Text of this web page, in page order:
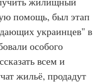
помощь, был этап
украинцев" в
особого
всем и
жильё, продадут